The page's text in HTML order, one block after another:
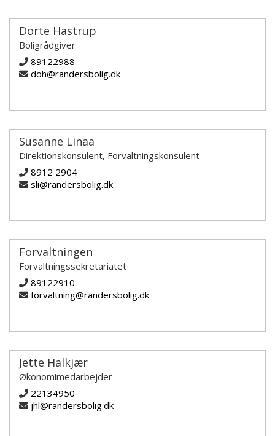
Dorte Hastrup
Boligrådgiver
89122988
doh@randersbolig.dk
Susanne Linaa
Direktionskonsulent, Forvaltningskonsulent
8912 2904
sli@randersbolig.dk
Forvaltningen
Forvaltningssekretariatet
89122910
forvaltning@randersbolig.dk
Jette Halkjær
Økonomimedarbejder
22134950
jhl@randersbolig.dk